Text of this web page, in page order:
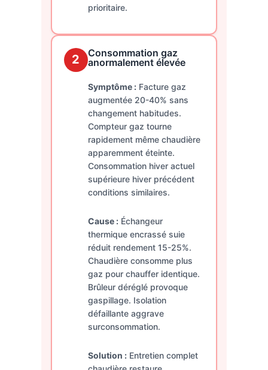
prioritaire.
2
Consommation gaz
anormalement élevée
Symptôme :Facture gaz
augmentée 20-40% sans
changement habitudes.
Compteur gaz tourne
rapidement même chaudière
apparemment éteinte.
Consommation hiver actuel
supérieure hiver précédent
conditions similaires.
Cause :Échangeur
thermique encrassé suie
réduit rendement 15-25%.
Chaudière consomme plus
gaz pour chauffer identique.
Brûleur déréglé provoque
gaspillage. Isolation
défaillante aggrave
surconsommation.
Solution :Entretien complet